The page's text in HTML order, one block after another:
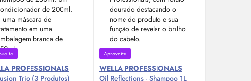
PROFESSIONALS
Trio (3 Produtos)
Aproveite
WELLA PROFESSIONALS
OilReflections - Shampoo 1L